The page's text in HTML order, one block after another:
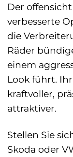
Der
verbesserte
die
Räder
einem
Look führt.
kraftvoller,
attraktiver.
Stellen Sie
Skoda oder